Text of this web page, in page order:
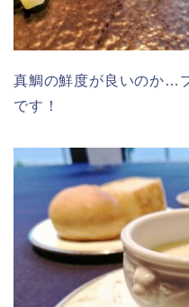
真鯛の鮮度が良いのか…
です！